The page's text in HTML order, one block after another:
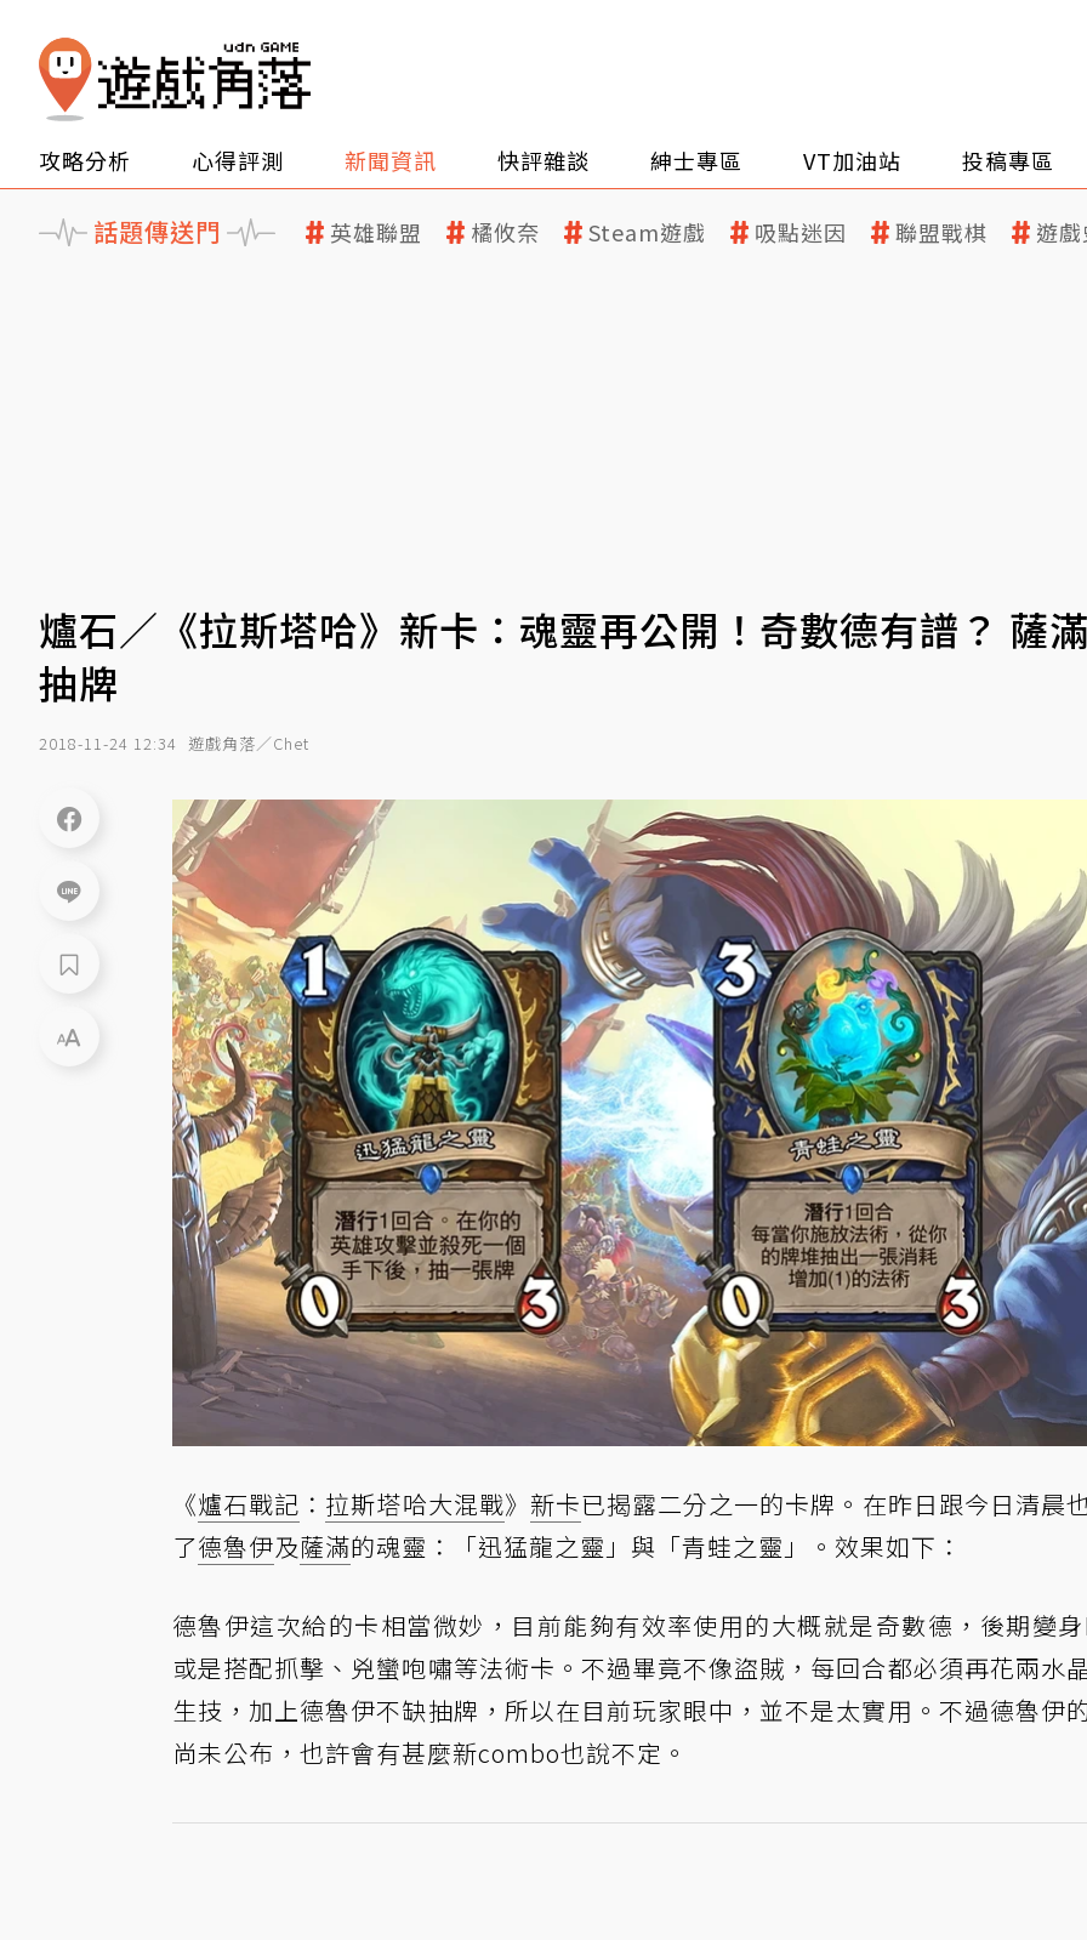
攻略分析 心得評測 新聞資訊 快評雜談 紳士專區 VT加油站 投稿專區
話題傳送門 英雄聯盟 橘攸奈 Steam遊戲 吸點迷因 聯盟戰棋 遊
爐石／《拉斯塔哈》新卡：魂靈再公開！奇數德有譜？ 薩
抽牌
2018-11-24 12:34 遊戲角落／Chet
《爐石戰記 ： 拉斯塔哈大混戰》 新卡已揭露二分之一的卡牌。在昨日跟今日清晨
了德魯伊及薩滿的魂靈：「迅猛龍之靈」與「青蛙之靈」。效果如下：
德魯伊這次給的卡相當微妙，目前能夠有效率使用的大概就是奇數德，後期變身
或是搭配抓擊、兇蠻咆嘯等法術卡。不過畢竟不像盜賊，每回合都必須再花兩水
生技，加上德魯伊不缺抽牌，所以在目前玩家眼中，並不是太實用。不過德魯伊
尚未公布，也許會有甚麼新combo也說不定。